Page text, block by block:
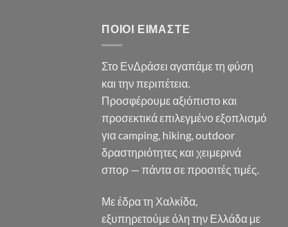
ΠΟΙΟΙ ΕΊΜΑΣΤΕ
Στο ΕνΔράσει αγαπάμε τη φύση
και την περιπέτεια.
Προσφέρουμε αξιόπιστο και
προσεκτικά επιλεγμένο εξοπλισμό
για camping, hiking, outdoor
δραστηριότητες και χειμερινά
σπορ — πάντα σε προσιτές τιμές.
Με έδρα τη Χαλκίδα,
εξυπηρετούμε όλη την Ελλάδα με